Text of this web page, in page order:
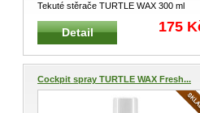
Tekuté stěrače TURTLE WAX 300 ml
Profesionální přípravek pro autoskla...
Detail 175
Cockpit spray TURTLE WAX Fresh...